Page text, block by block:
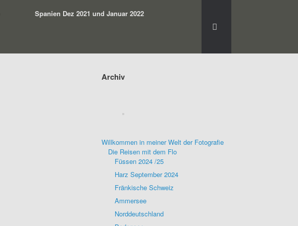
Spanien Dez 2021 und Januar 2022
Archiv
Willkommen in meiner Welt der Fotografie
Die Reisen mit dem Flo
Füssen 2024 /25
Harz September 2024
Fränkische Schweiz
Ammersee
Norddeutschland